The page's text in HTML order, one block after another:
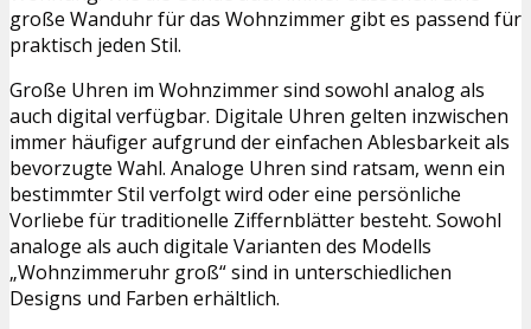
große Wanduhr für das Wohnzimmer gibt es passend für
praktisch jeden Stil.
Große Uhren im Wohnzimmer sind sowohl analog als
auch digital verfügbar. Digitale Uhren gelten inzwischen
immer häufiger aufgrund der einfachen Ablesbarkeit als
bevorzugte Wahl. Analoge Uhren sind ratsam, wenn ein
bestimmter Stil verfolgt wird oder eine persönliche
Vorliebe für traditionelle Ziffernblätter besteht. Sowohl
analoge als auch digitale Varianten des Modells
„Wohnzimmeruhr groß“ sind in unterschiedlichen
Designs und Farben erhältlich.